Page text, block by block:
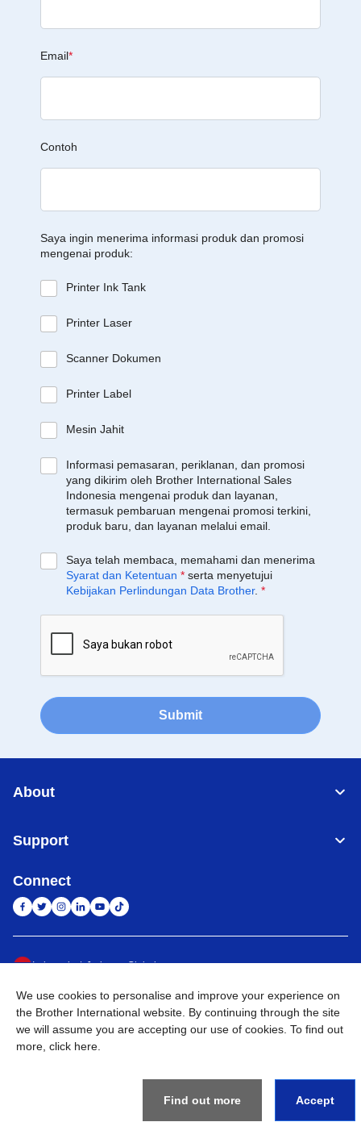
Email*
Contoh
Saya ingin menerima informasi produk dan promosi
mengenai produk:
Printer Ink Tank
Printer Laser
Scanner Dokumen
Printer Label
Mesin Jahit
Informasi pemasaran, periklanan, dan promosi
yang dikirim oleh Brother International Sales
Indonesia mengenai produk dan layanan,
termasuk pembaruan mengenai promosi terkini,
produk baru, dan layanan melalui email.
Saya telah membaca, memahami dan menerima
Syarat dan Ketentuan * serta menyetujui
Kebijakan Perlindungan Data Brother. *
Submit
About
Support
Connect
Indonesia Jaringan Global
Privacy Policy Ketentuan Penggunaan Site Map Kunjungi Situs Global
©2026BROTHER INTERNATIONAL SALES INDONESIA All
We use cookies to personalise and improve your experience on
the Brother International website. By continuing through the site
we will assume you are accepting our use of cookies. To find out
more, click here
Find out more Accept